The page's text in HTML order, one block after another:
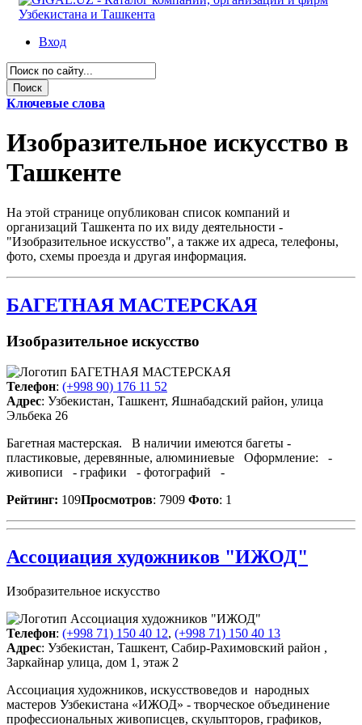
Вход
Ключевые слова
Изобразительное искусство в
Ташкенте
На этой странице опубликован список компаний и
организаций Ташкента по их виду деятельности -
"Изобразительное искусство", а также их адреса, телефоны,
фото, схемы проезда и другая информация.
БАГЕТНАЯ МАСТЕРСКАЯ
Изобразительное искусство
Телефон: (+998 90) 176 11 52
Адрес: Узбекистан, Ташкент, Яшнабадский район, улица
Эльбека 26
Багетная мастерская. В наличии имеются багеты -
пластиковые, деревянные, алюминиевые Оформление: -
живописи - графики - фотографий -
Рейтинг: 109Просмотров: 7909 Фото: 1
Ассоциация художников "ИЖОД"
Изобразительное искусство
Телефон: (+998 71) 150 40 12, (+998 71) 150 40 13
Адрес: Узбекистан, Ташкент, Сабир-Рахимовский район ,
Заркайнар улица, дом 1, этаж 2
Ассоциация художников, искусствоведов и народных
мастеров Узбекистана «ИЖОД» - творческое объединение
профессиональных живописцев, скульпторов, графиков,